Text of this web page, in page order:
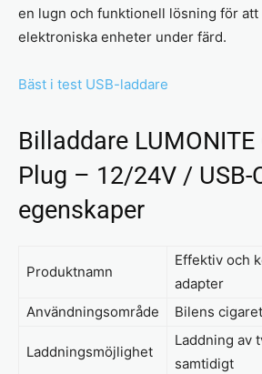
en lugn och funktionell lösning för att
elektroniska enheter under färd.
Bäst i test USB-laddare
Billaddare
Plug – 12/24V / USB-
egenskaper
Produktnamn
Effektiv och
adapter
Användningsområde
Bilens
Laddningsmöjlighet
Laddning av
samtidigt